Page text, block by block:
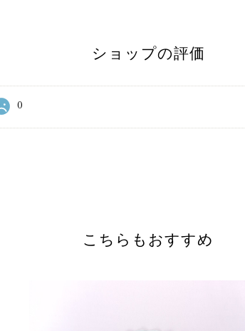
ショップの評価
0
こちらもおすすめ